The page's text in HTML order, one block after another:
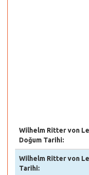
Wilhelm Ritter von
Doğum Tarihi:
Wilhelm Ritter von
Tarihi: